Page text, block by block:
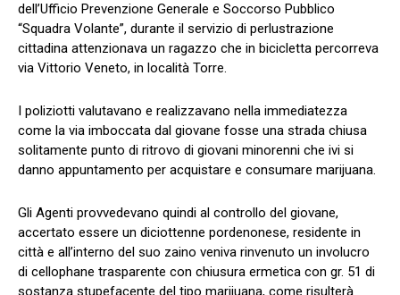
dell’Ufficio Prevenzione Generale e Soccorso Pubblico
“Squadra Volante”, durante il servizio di perlustrazione
cittadina attenzionava un ragazzo che in bicicletta percorreva
via Vittorio Veneto, in località Torre.
I poliziotti valutavano e realizzavano nella immediatezza
come la via imboccata dal giovane fosse una strada chiusa
solitamente punto di ritrovo di giovani minorenni che ivi si
danno appuntamento per acquistare e consumare marijuana.
Gli Agenti provvedevano quindi al controllo del giovane,
accertato essere un diciottenne pordenonese, residente in
città e all’interno del suo zaino veniva rinvenuto un involucro
di cellophane trasparente con chiusura ermetica con gr. 51 di
sostanza stupefacente del tipo marijuana, come risulterà